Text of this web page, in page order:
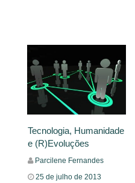
Tecnologia, Humanidade
e (R)Evoluções
Parcilene Fernandes
25 de julho de 2013